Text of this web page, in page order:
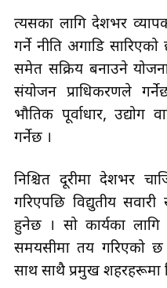
त्यसका लागि देशभर
गर्ने नीति अगाडि सारिएको
समेत सक्रिय बनाउने
संयोजन प्राधिकरणले
भौतिक पूर्वाधार, उद्योग
गर्नेछ ।
निश्चित दूरीमा देशभर
गरिएपछि विद्युतीय
हुनेछ । सो कार्यका
समयसीमा तय गरिएको छ
साथ साथै प्रमुख शहरहरूमा